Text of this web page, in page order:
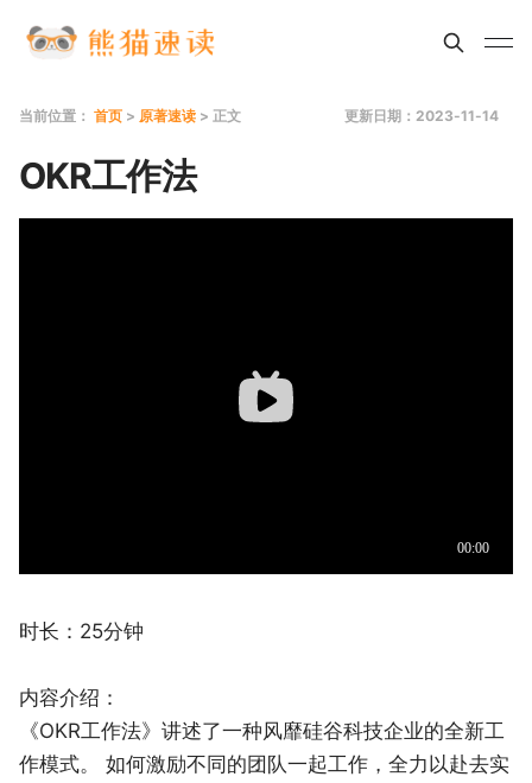
当前位置： 首页 > 原著速读 > 正文 更新日期：2023-11-14
OKR工作法
时长：25分钟
内容介绍：
《OKR工作法》讲述了一种风靡硅谷科技企业的全新工
作模式。 如何激励不同的团队一起工作，全力以赴去实